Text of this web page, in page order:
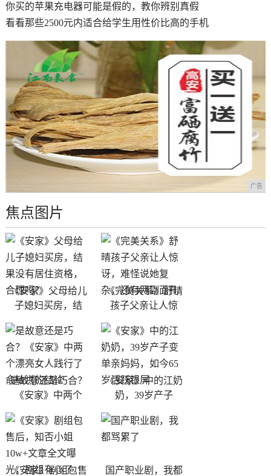
你买的苹果充电器可能是假的，教你辨别真假
看看那些2500元内适合给学生用性价比高的手机
广告
焦点图片
《安家》父母给儿
子媳妇买房，结
《完美关系》舒晴
孩子父亲让人惊
是故意还是巧合？
《安家》中两个
《安家》中的江奶
奶，39岁产子
《安家》剧组包售
国产职业剧，我都